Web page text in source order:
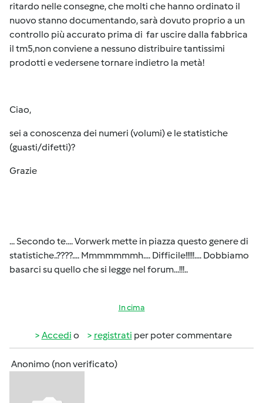
ritardo nelle consegne, che molti che hanno ordinato il
nuovo stanno documentando, sarà dovuto proprio a un
controllo più accurato prima di far uscire dalla fabbrica
il tm5,non conviene a nessuno distribuire tantissimi
prodotti e vedersene tornare indietro la metà!
Ciao,
sei a conoscenza dei numeri (volumi) e le statistiche
(guasti/difetti)?
Grazie
... Secondo te.... Vorwerk mette in piazza questo genere di
statistiche..????.... Mmmmmmmh.... Difficile!!!!!.... Dobbiamo
basarci su quello che si legge nel forum...!!!..
In cima
Accedi o registrati per poter commentare
Anonimo (non verificato)